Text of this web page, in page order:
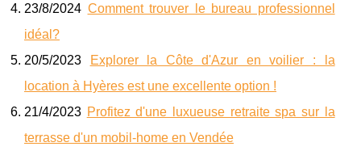
23/8/2024 Comment trouver le bureau professionnel
idéal?
20/5/2023
Explorer la Côte d'Azur en voilier : la
location à Hyères est une excellente option !
21/4/2023 Profitez d'une luxueuse retraite spa sur la
terrasse d'un mobil-home en Vendée